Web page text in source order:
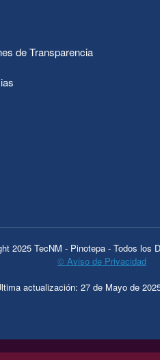
de Transparencia
2025 TecNM - Pinotepa - Todos los
© Aviso de Privacidad
actualización: 27 de Mayo de